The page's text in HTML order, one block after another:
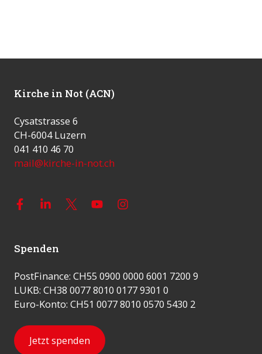
Kirche in Not (ACN)
Cysatstrasse 6
CH-6004 Luzern
041 410 46 70
mail@kirche-in-not.ch
Spenden
PostFinance: CH55 0900 0000 6001 7200 9
LUKB: CH38 0077 8010 0177 9301 0
Euro-Konto: CH51 0077 8010 0570 5430 2
Jetzt spenden